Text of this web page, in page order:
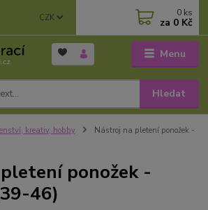
Menu
CZK
Hledat
0 ks
za 0 Kč
kreativ, hobby
Nástroj na pletení ponožek -
ponožek -
46)